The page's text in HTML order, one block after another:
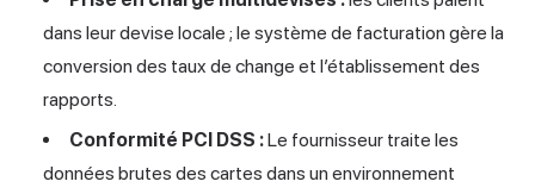
dans leur devise locale ; le système de facturation gère la
conversion des taux de change et l’établissement des
rapports.
Conformité PCI DSS :Le fournisseur traite les
données brutes des cartes dans un environnement